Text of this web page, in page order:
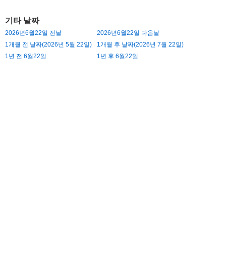
기타 날짜
2026년6월22일 전날
2026년6월22일 다음날
1개월 전 날짜(2026년 5월 22일)
1개월 후 날짜(2026년 7월 22일)
1년 전 6월22일
1년 후 6월22일